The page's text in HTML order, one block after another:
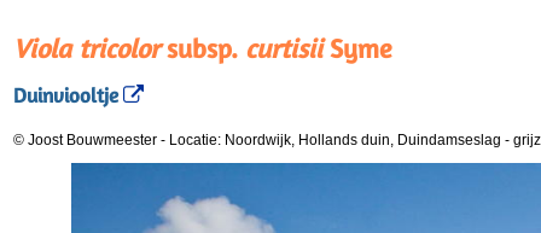
Viola tricolorsubsp. curtisiiSyme
Duinviooltje
© Joost Bouwmeester - Locatie: Noordwijk, Hollands duin, Duindamseslag -